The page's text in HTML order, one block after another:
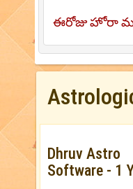
Dhruv Astro
Software - 1